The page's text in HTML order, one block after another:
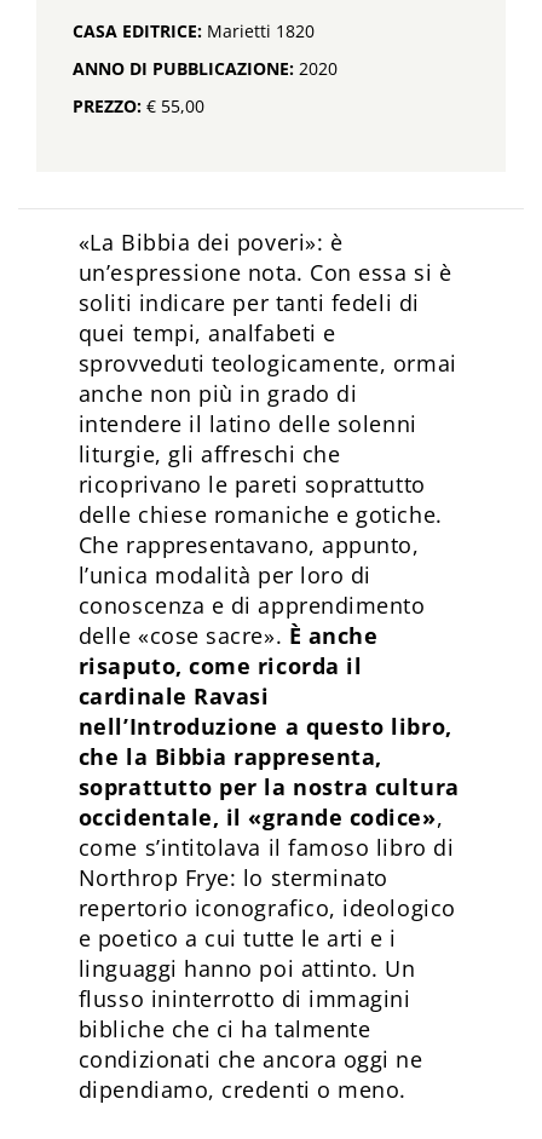
CASA EDITRICE: Marietti 1820
ANNO DI PUBBLICAZIONE: 2020
PREZZO: € 55,00
«La Bibbia dei poveri»: è
un’espressione nota. Con essa si è
soliti indicare per tanti fedeli di
quei tempi, analfabeti e
sprovveduti teologicamente, ormai
anche non più in grado di
intendere il latino delle solenni
liturgie, gli affreschi che
ricoprivano le pareti soprattutto
delle chiese romaniche e gotiche.
Che rappresentavano, appunto,
l’unica modalità per loro di
conoscenza e di apprendimento
delle «cose sacre». È anche
risaputo, come ricorda il
cardinale Ravasi
nell’Introduzione a questo libro,
che la Bibbia rappresenta,
soprattutto per la nostra cultura
occidentale, il «grande codice»,
come s’intitolava il famoso libro di
Northrop Frye: lo sterminato
repertorio iconografico, ideologico
e poetico a cui tutte le arti e i
linguaggi hanno poi attinto. Un
flusso ininterrotto di immagini
bibliche che ci ha talmente
condizionati che ancora oggi ne
dipendiamo, credenti o meno.